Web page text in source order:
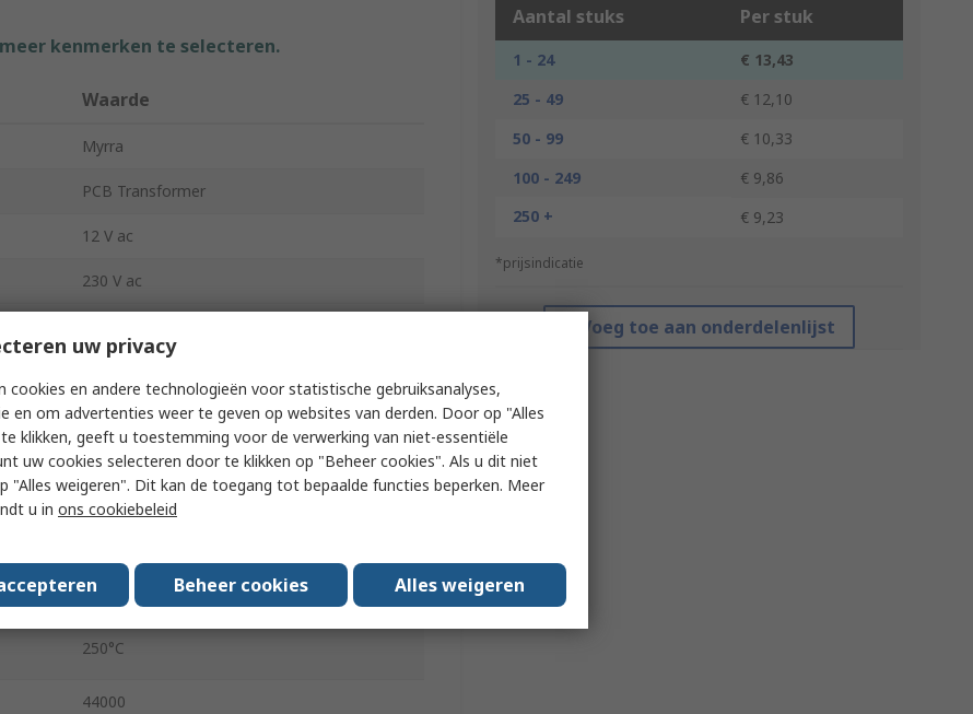
Aantal stuks Per stuk
1 - 24
€ 13,43
25 - 49
€ 12,10
50 - 99
€ 10,33
100 - 249
€ 9,86
250 +
€ 9,23
*prijsindicatie
Voeg toe aan onderdelenlijst
kenmerken te selecteren.
Waarde
Myrra
PCB Transformer
12 V ac
230 V ac
44mm
22mm
185g
4kV
250°C
44000
uw privacy
cookies en andere technologieën voor statistische gebruiksanalyses,
en om advertenties weer te geven op websites van derden. Door op "Alles
klikken, geeft u toestemming voor de verwerking van niet-essentiële
uw cookies selecteren door te klikken op "Beheer cookies". Als u dit niet
"Alles weigeren". Dit kan de toegang tot bepaalde functies beperken. Meer
u in ons cookiebeleid
Beheer cookies Alles weigeren